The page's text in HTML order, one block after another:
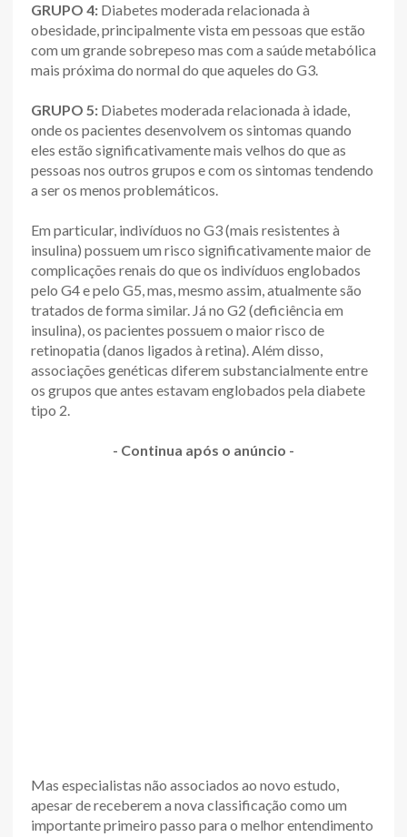
GRUPO 4: Diabetes moderada relacionada à
obesidade, principalmente vista em pessoas que estão
com um grande sobrepeso mas com a saúde metabólica
mais próxima do normal do que aqueles do G3.
GRUPO 5: Diabetes moderada relacionada à idade,
onde os pacientes desenvolvem os sintomas quando
eles estão significativamente mais velhos do que as
pessoas nos outros grupos e com os sintomas tendendo
a ser os menos problemáticos.
Em particular, indivíduos no G3 (mais resistentes à
insulina) possuem um risco significativamente maior de
complicações renais do que os indivíduos englobados
pelo G4 e pelo G5, mas, mesmo assim, atualmente são
tratados de forma similar. Já no G2 (deficiência em
insulina), os pacientes possuem o maior risco de
retinopatia (danos ligados à retina). Além disso,
associações genéticas diferem substancialmente entre
os grupos que antes estavam englobados pela diabete
tipo 2.
- Continua após o anúncio -
Mas especialistas não associados ao novo estudo,
apesar de receberem a nova classificação como um
importante primeiro passo para o melhor entendimento